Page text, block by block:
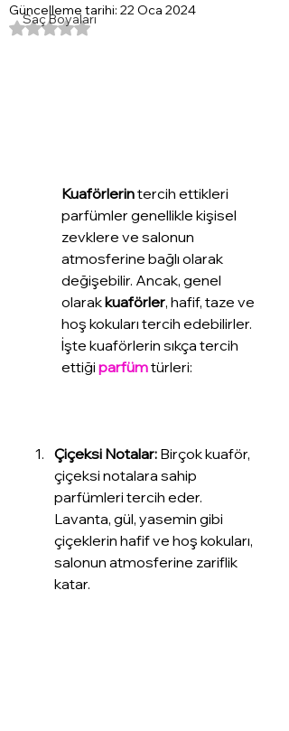
Saç Boyaları
Güncelleme tarihi: 22 Oca 2024
5 üzerinden NaN yıldız
Kuaförlerin tercih ettikleri
parfümler genellikle kişisel
zevklere ve salonun
atmosferine bağlı olarak
değişebilir. Ancak, genel
olarak kuaförler, hafif, taze ve
hoş kokuları tercih edebilirler.
İşte kuaförlerin sıkça tercih
ettiği parfüm türleri:
Çiçeksi Notalar: Birçok kuaför,
çiçeksi notalara sahip
parfümleri tercih eder.
Lavanta, gül, yasemin gibi
çiçeklerin hafif ve hoş kokuları,
salonun atmosferine zariflik
katar.